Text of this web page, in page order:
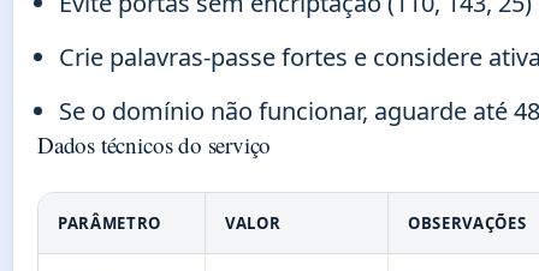
Crie palavras-passe fortes e considere
Se o domínio não funcionar, aguarde até
Dados técnicos do serviço
PARÂMETRO VALOR OBSERVAÇÕES